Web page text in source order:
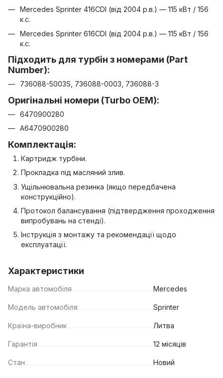
Mercedes Sprinter 416CDI (від 2004 р.в.) — 115 кВт / 156
к.с.
Mercedes Sprinter 616CDI (від 2004 р.в.) — 115 кВт / 156
к.с.
Підходить для турбін з номерами (Part
Number):
736088-5003S, 736088-0003, 736088-3
Оригінальні номери (Turbo OEM):
6470900280
A6470900280
Комплектація:
Картридж турбіни.
Прокладка під масляний злив.
Ущільнювальна резинка (якщо передбачена
конструкційно).
Протокол балансування (підтвердження проходження
випробувань на стенді).
Інструкція з монтажу та рекомендації щодо
експлуатації.
Характеристики
Марка автомобіля Mercedes
Модель автомобіля Sprinter
Країна-виробник Литва
Гарантія 12 місяців
Стан Новий